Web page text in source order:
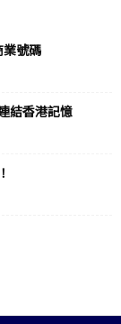
號碼
結香港記憶